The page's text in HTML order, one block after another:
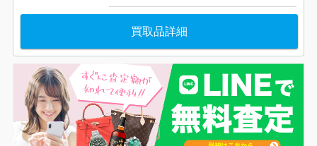
買取品詳細